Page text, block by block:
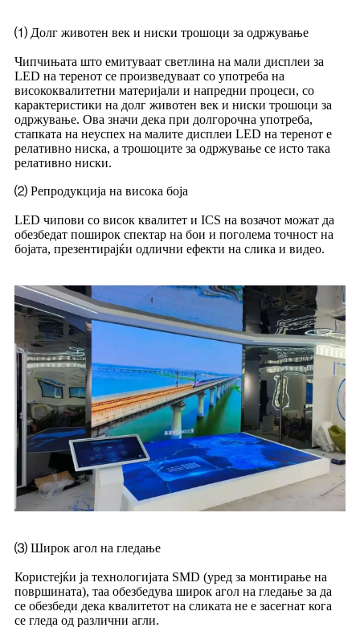
⑴ Долг животен век и ниски трошоци за одржување
Чипчињата што емитуваат светлина на мали дисплеи за
LED на теренот се произведуваат со употреба на
висококвалитетни материјали и напредни процеси, со
карактеристики на долг животен век и ниски трошоци за
одржување. Ова значи дека при долгорочна употреба,
стапката на неуспех на малите дисплеи LED на теренот е
релативно ниска, а трошоците за одржување се исто така
релативно ниски.
⑵ Репродукција на висока боја
LED чипови со висок квалитет и ICS на возачот можат да
обезбедат поширок спектар на бои и поголема точност на
бојата, презентирајќи одлични ефекти на слика и видео.
⑶ Широк агол на гледање
Користејќи ја технологијата SMD (уред за монтирање на
површината), таа обезбедува широк агол на гледање за да
се обезбеди дека квалитетот на сликата не е засегнат кога
се гледа од различни агли.